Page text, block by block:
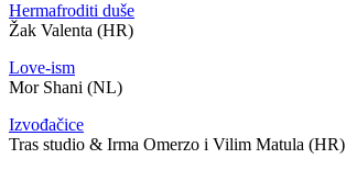
Hermafroditi duše
Žak Valenta (HR)
Love-ism
Mor Shani (NL)
Izvođačice
Tras studio & Irma Omerzo i Vilim Matula (HR)